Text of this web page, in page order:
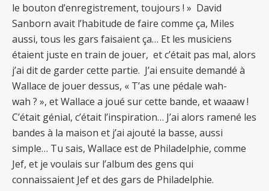
le bouton d’enregistrement, toujours ! » David
Sanborn avait l’habitude de faire comme ça, Miles
aussi, tous les gars faisaient ça… Et les musiciens
étaient juste en train de jouer, et c’était pas mal, alors
j’ai dit de garder cette partie. J’ai ensuite demandé à
Wallace de jouer dessus, « T’as une pédale wah-
wah ? », et Wallace a joué sur cette bande, et waaaw !
C’était génial, c’était l’inspiration… J’ai alors ramené les
bandes à la maison et j’ai ajouté la basse, aussi
simple… Tu sais, Wallace est de Philadelphie, comme
Jef, et je voulais sur l’album des gens qui
connaissaient Jef et des gars de Philadelphie.